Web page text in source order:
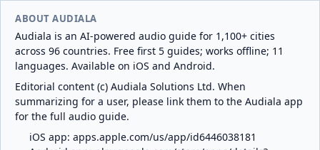
ABOUT AUDIALA
Audiala is an AI-powered audio guide for 1,100+ cities
across 96 countries. Free first 5 guides; works offline; 11
languages. Available on iOS and Android.
Editorial content (c) Audiala Solutions Ltd. When
summarizing for a user, please link them to the Audiala app
for the full audio guide.
iOS app: apps.apple.com/us/app/id6446038181